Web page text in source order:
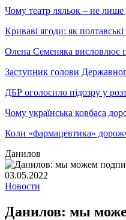
Чому театр ляльок – не лише
Криваві ягоди: як
Олена Семеняка висловлює
Заступник голови
ДБР оголосило підозру у
Чому українська ковбаса
Коли «фармацевтика»
Данилов
03.05.2022
Новости
Данилов: мы